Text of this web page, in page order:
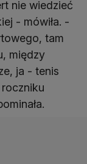
nie wiedzieć
- mówiła. -
tam
między
ja - tenis
roczniku